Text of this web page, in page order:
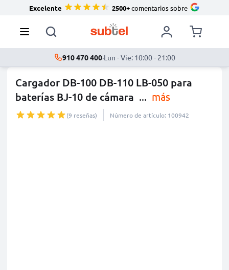
Excelente 2500+comentarios sobre
910 470 400·Lun - Vie: 10:00 - 21:00
Cargador DB-100 DB-110 LB-050 para
baterías BJ-10 de cámara ... más
(9 reseñas) Número de artículo: 100942